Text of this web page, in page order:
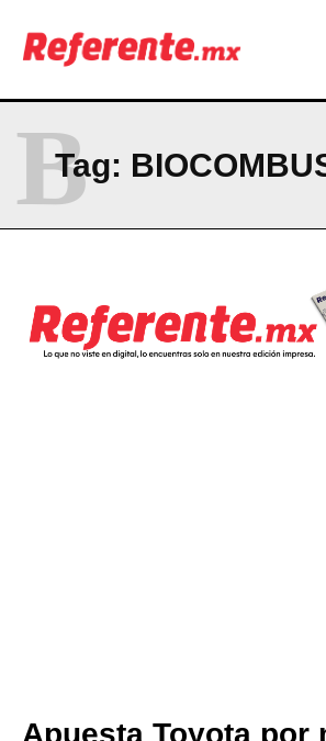
La Sierra Tarahumara tendrá una
Company
ABOUT
NEWSLETTER
Tag:
B
Apuesta Toyota por